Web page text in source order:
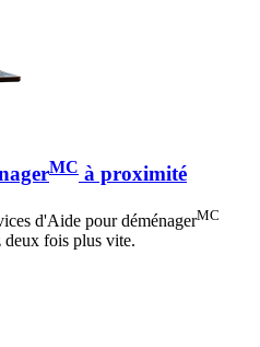
MC à proximité
d'Aide pour déménagerMC
deux fois plus vite.